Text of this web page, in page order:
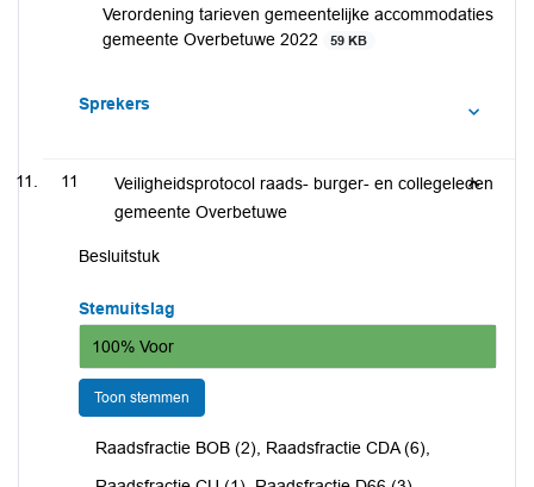
Verordening tarieven gemeentelijke accommodaties
gemeente Overbetuwe 2022
59 KB
Sprekers
11
Veiligheidsprotocol raads- burger- en collegeleden
gemeente Overbetuwe
Besluitstuk
Stemuitslag
100% Voor
Toon stemmen
Raadsfractie BOB (2), Raadsfractie CDA (6),